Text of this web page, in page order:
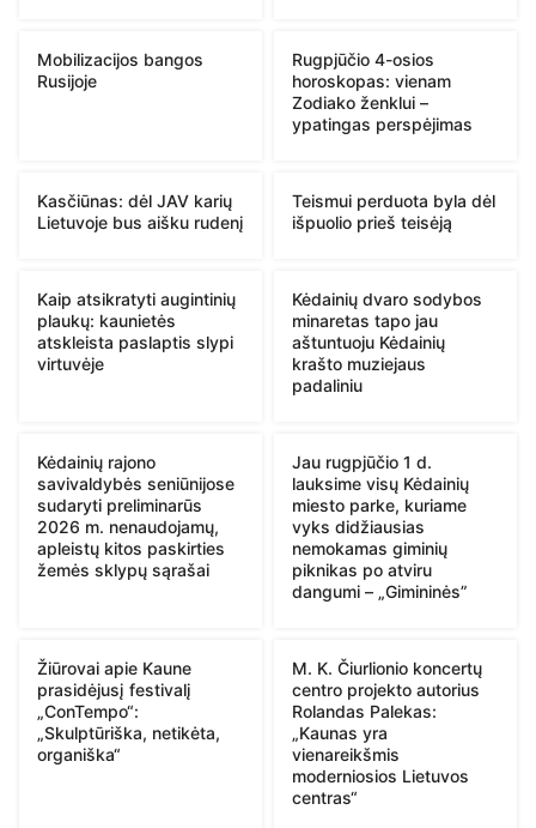
Mobilizacijos bangos
Rusijoje
Rugpjūčio 4-osios
horoskopas: vienam
Zodiako ženklui –
ypatingas perspėjimas
Kasčiūnas: dėl JAV karių
Lietuvoje bus aišku rudenį
Teismui perduota byla dėl
išpuolio prieš teisėją
Kaip atsikratyti augintinių
plaukų: kaunietės
atskleista paslaptis slypi
virtuvėje
Kėdainių dvaro sodybos
minaretas tapo jau
aštuntuoju Kėdainių
krašto muziejaus
padaliniu
Kėdainių rajono
savivaldybės seniūnijose
sudaryti preliminarūs
2026 m. nenaudojamų,
apleistų kitos paskirties
žemės sklypų sąrašai
Jau rugpjūčio 1 d.
lauksime visų Kėdainių
miesto parke, kuriame
vyks didžiausias
nemokamas giminių
piknikas po atviru
dangumi – „Gimininės”
Žiūrovai apie Kaune
prasidėjusį festivalį
„ConTempo“:
„Skulptūriška, netikėta,
organiška“
M. K. Čiurlionio koncertų
centro projekto autorius
Rolandas Palekas:
„Kaunas yra
vienareikšmis
moderniosios Lietuvos
centras“